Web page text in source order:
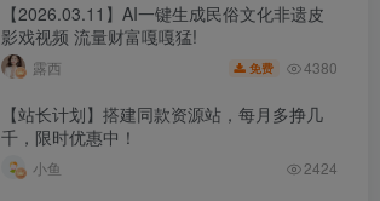
【2026.03.11】AI一键生成民俗文化非遗皮
影戏视频 流量财富嘎嘎猛!
露西 免费 4380
【站长计划】搭建同款资源站，每月多挣几
千，限时优惠中！
小鱼 2424